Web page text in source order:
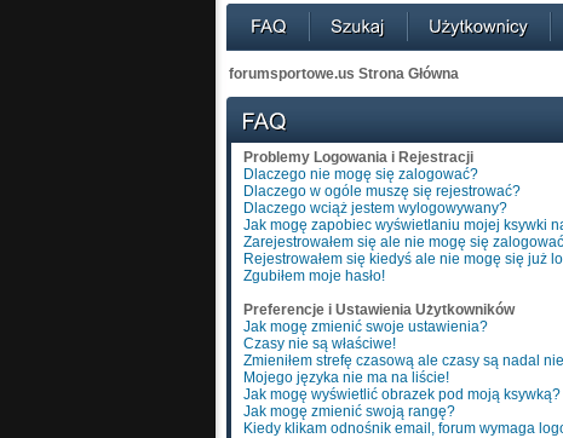
forumsportowe.us Strona Główna
Problemy Logowania i Rejestracji
Dlaczego nie mogę się zalogować?
Dlaczego w ogóle muszę się rejestrować?
Dlaczego wciąż jestem wylogowywany?
Jak mogę zapobiec wyświetlaniu mojej ksywki
Zarejestrowałem się ale nie mogę się
Rejestrowałem się kiedyś ale nie mogę się już
Zgubiłem moje hasło!
Preferencje i Ustawienia Użytkowników
Jak mogę zmienić swoje ustawienia?
Czasy nie są właściwe!
Zmieniłem strefę czasową ale czasy są nadal
Mojego języka nie ma na liście!
Jak mogę wyświetlić obrazek pod moją ksywką?
Jak mogę zmienić swoją rangę?
Kiedy klikam odnośnik email, forum wymaga